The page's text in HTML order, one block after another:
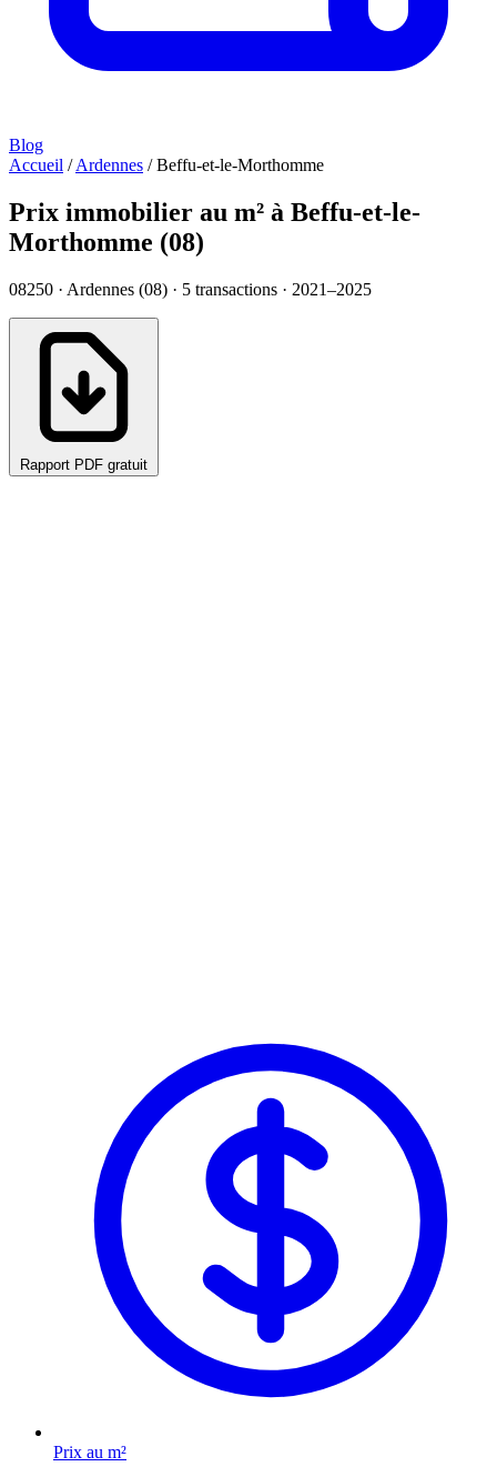
Blog
Accueil / Ardennes / Beffu-et-le-Morthomme
Prix immobilier au m² à Beffu-et-le-
Morthomme (08)
08250 · Ardennes (08) · 5 transactions · 2021–2025
Rapport PDF gratuit
Prix au m²